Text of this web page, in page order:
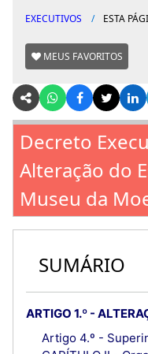
EXECUTIVOS
ESTA
MEUS FAVORITOS
Decreto
Alteração do
Museu da
SUMÁRIO
ARTIGO 1.º -
Artigo 4.º -